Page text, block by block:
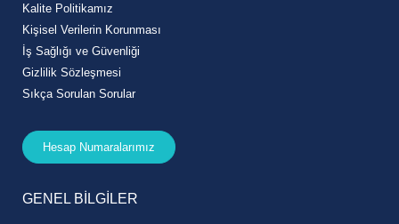
Kalite Politikamız
Kişisel Verilerin Korunması
İş Sağlığı ve Güvenliği
Gizlilik Sözleşmesi
Sıkça Sorulan Sorular
Hesap Numaralarımız
GENEL BİLGİLER